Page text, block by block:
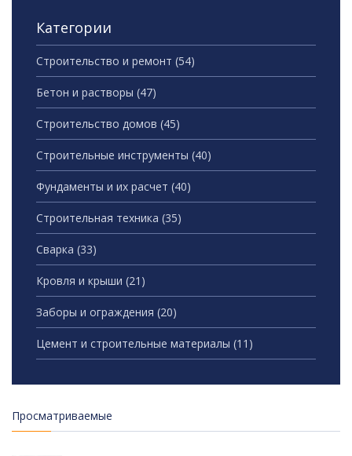
Категории
Строительство и ремонт (54)
Бетон и растворы (47)
Строительство домов (45)
Строительные инструменты (40)
Фундаменты и их расчет (40)
Строительная техника (35)
Сварка (33)
Кровля и крыши (21)
Заборы и ограждения (20)
Цемент и строительные материалы (11)
Просматриваемые